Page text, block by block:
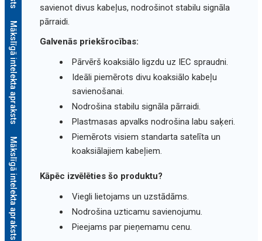
Mākslīgā intelekta apraksts
Mākslīgā intelekta apraksts
savienot divus kabeļus, nodrošinot stabilu signāla
pārraidi.
Galvenās priekšrocības:
Pārvērš koaksiālo ligzdu uz IEC spraudni.
Ideāli piemērots divu koaksiālo kabeļu
savienošanai.
Nodrošina stabilu signāla pārraidi.
Plastmasas apvalks nodrošina labu saķeri.
Piemērots visiem standarta satelīta un
koaksiālajiem kabeļiem.
Kāpēc izvēlēties šo produktu?
Viegli lietojams un uzstādāms.
Nodrošina uzticamu savienojumu.
Pieejams par pieņemamu cenu.